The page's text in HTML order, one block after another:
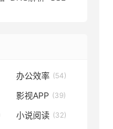
办公效率 (54)
影视APP (39)
小说阅读 (32)